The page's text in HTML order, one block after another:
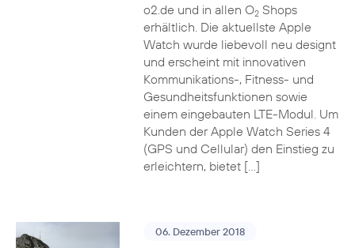
o2.de und in allen O2Shops
erhältlich. Die aktuellste Apple
Watch wurde liebevoll neu designt
und erscheint mit innovativen
Kommunikations-, Fitness- und
Gesundheitsfunktionen sowie
einem eingebauten LTE-Modul. Um
Kunden der Apple Watch Series 4
(GPS und Cellular) den Einstieg zu
erleichtern, bietet […]
06. Dezember 2018